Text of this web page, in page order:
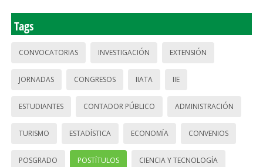
Tags
CONVOCATORIAS INVESTIGACIÓN EXTENSIÓN
JORNADAS CONGRESOS IIATA IIE
ESTUDIANTES CONTADOR PÚBLICO ADMINISTRACIÓN
TURISMO ESTADÍSTICA ECONOMÍA CONVENIOS
POSGRADO POSTÍTULOS CIENCIA Y TECNOLOGÍA